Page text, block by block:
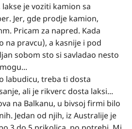
je voziti kamion sa
Jer, gde prodje kamion,
Pricam za napred. Kada
na pravcu), a kasnije i pod
sobom sto si savladao nesto
labudicu, treba ti dosta
ali je rikverc dosta laksi...
na Balkanu, u bivsoj firmi bilo
Jedan od njih, iz Australije je